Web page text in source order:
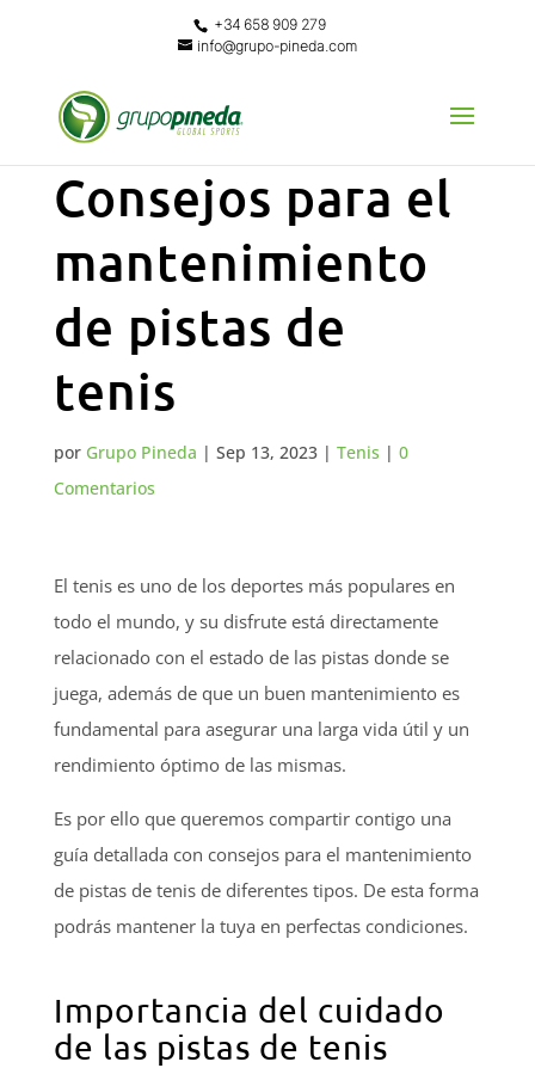
+34 658 909 279
info@grupo-pineda.com
Consejos para el
mantenimiento
de pistas de
tenis
por Grupo Pineda | Sep 13, 2023| Tenis | 0
Comentarios
El tenis es uno de los deportes más populares en
todo el mundo, y su disfrute está directamente
relacionado con el estado de las pistas donde se
juega, además de que un buen mantenimiento es
fundamental para asegurar una larga vida útil y un
rendimiento óptimo de las mismas.
Es por ello que queremos compartir contigo una
guía detallada con consejos para el mantenimiento
de pistas de tenis de diferentes tipos. De esta forma
podrás mantener la tuya en perfectas condiciones.
Importancia del cuidado
de las pistas de tenis